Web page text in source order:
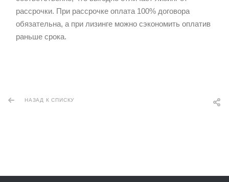
рассрочки. При рассрочке оплата 100% договора
обязательна, а при лизинге можно сэкономить оплатив
раньше срока.
НАЗАД К СПИСКУ